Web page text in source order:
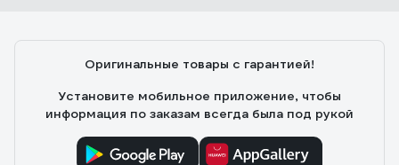
Евгений 12.11.2016
Цена- качество. Приятный внешний вид. Качество
Оригинальные товары с гарантией!
Установите мобильное приложение, чтобы
информация по заказам всегда была под рукой